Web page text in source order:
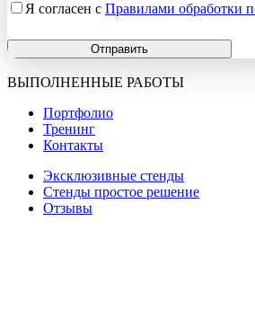
Я согласен с Правилами обработки
Отправить
ВЫПОЛНЕННЫЕ РАБОТЫ
Портфолио
Тренинг
Контакты
Эксклюзивные стенды
Стенды простое решение
Отзывы